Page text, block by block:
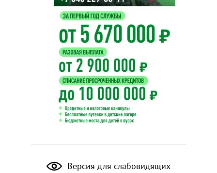
Версия для слабовидящих